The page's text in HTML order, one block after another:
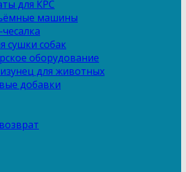
для КРС
машины
сушки собак
оборудование
для животных
добавки